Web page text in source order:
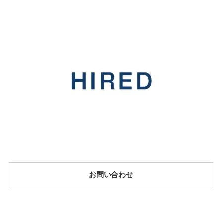
お問い合わせ